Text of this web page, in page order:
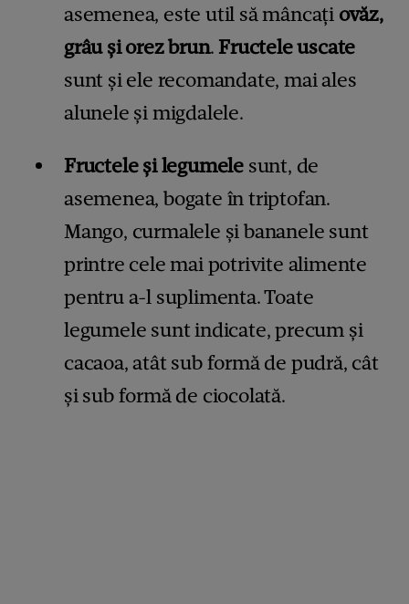
asemenea, este util să mâncați ovăz,
grâu și orez brun. Fructele uscate
sunt și ele recomandate, mai ales
alunele și migdalele.
Fructele și legumele sunt, de
asemenea, bogate în triptofan.
Mango, curmalele și bananele sunt
printre cele mai potrivite alimente
pentru a-l suplimenta. Toate
legumele sunt indicate, precum și
cacaoa, atât sub formă de pudră, cât
și sub formă de ciocolată.